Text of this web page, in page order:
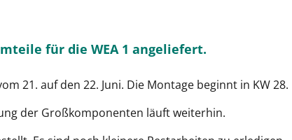
für die WEA 1 angeliefert.
21. auf den 22. Juni. Die Montage beginnt in KW 28.
der Großkomponenten läuft weiterhin.